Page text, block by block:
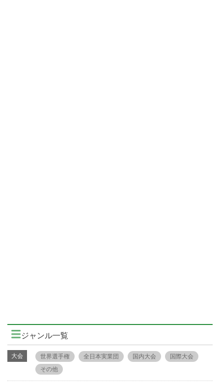
ジャンル一覧
大会 世界選手権 全日本実業団 国内大会
国際大会
その他